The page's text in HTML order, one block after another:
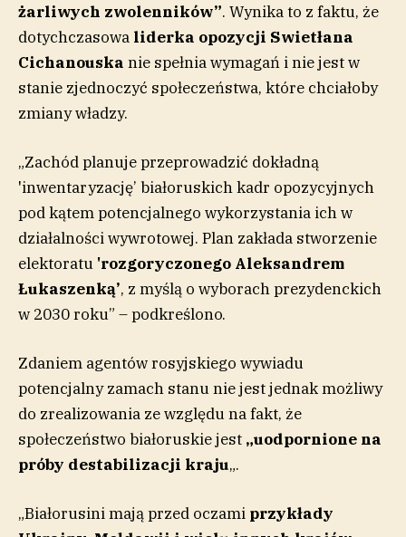
żarliwych zwolenników”. Wynika to z faktu, że
dotychczasowa liderka opozycji Swietłana
Cichanouska nie spełnia wymagań i nie jest w
stanie zjednoczyć społeczeństwa, które chciałoby
zmiany władzy.
„Zachód planuje przeprowadzić dokładną
'inwentaryzację’ białoruskich kadr opozycyjnych
pod kątem potencjalnego wykorzystania ich w
działalności wywrotowej. Plan zakłada stworzenie
elektoratu 'rozgoryczonego Aleksandrem
Łukaszenką’, z myślą o wyborach prezydenckich
w 2030 roku” – podkreślono.
Zdaniem agentów rosyjskiego wywiadu
potencjalny zamach stanu nie jest jednak możliwy
do zrealizowania ze względu na fakt, że
społeczeństwo białoruskie jest „uodpornione na
próby destabilizacji kraju„.
„Białorusini mają przed oczami przykłady